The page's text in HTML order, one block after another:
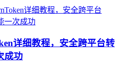
详细教程，安全跨平台转
成功